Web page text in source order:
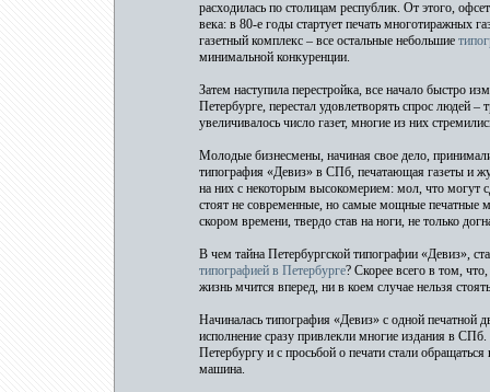
расходилась по столицам республик. От этого,
века: в 80-е годы стартует печать многотиражных
газетный комплекс – все остальные небольшие
минимальной конкуренции.
Затем наступила перестройка, все начало быстро
Петербурге, перестал удовлетворять спрос людей –
увеличивалось число газет, многие из них
Молодые бизнесмены, начиная свое дело,
типография «Девиз» в СПб, печатающая газеты и
на них с некоторым высокомерием: мол, что могут
стоят не современные, но самые мощные печатные
скором времени, твердо став на ноги, не только
В чем тайна Петербургской типографии «Девиз»,
типографией в Петербурге? Скорее всего в том,
жизнь мчится вперед, ни в коем случае нельзя
Начиналась типография «Девиз» с одной печатной
исполнение сразу привлекли многие издания в
Петербургу и с просьбой о печати стали
машина.